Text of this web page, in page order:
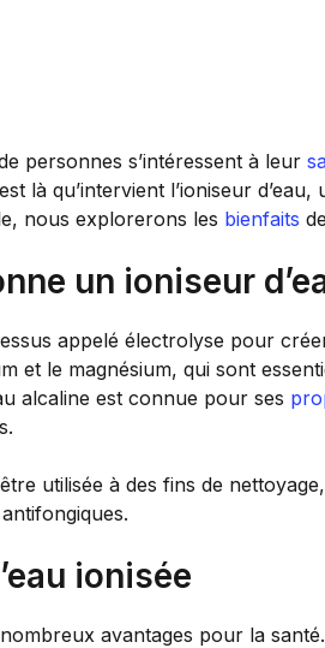
personnes s’intéressent à leur
là qu’intervient l’ioniseur
nous explorerons les bienfaits
un ioniseur
appelé électrolyse pour
et le magnésium, qui sont
alcaline est connue pour ses
utilisée à des fins de
ionisée
avantages pour la